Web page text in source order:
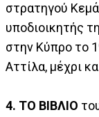
στρατηγού
υποδιοικητής
στην Κύπρο το
Αττίλα, μέχρι
4. ΤΟ ΒΙΒΛΙΟ